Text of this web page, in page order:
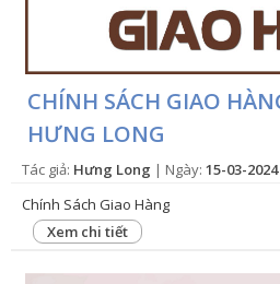
CHÍNH SÁCH GIAO
HƯNG LONG
Tác giả: Hưng Long | Ngày: 15-03-
Chính Sách Giao Hàng
Xem chi tiết